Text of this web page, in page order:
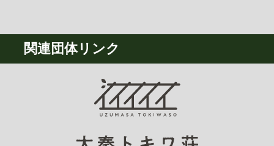
関連団体リンク